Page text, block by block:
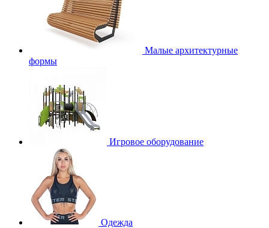
Малые архитектурные
формы
Игровое оборудование
Одежда